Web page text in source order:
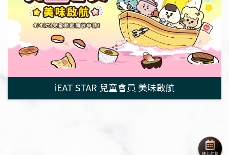
iEAT STAR 兒童會員 美味啟航